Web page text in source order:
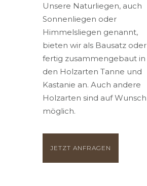
Unsere Naturliegen, auch
Sonnenliegen oder
Himmelsliegen genannt,
bieten wir als Bausatz oder
fertig zusammengebaut in
den Holzarten Tanne und
Kastanie an. Auch andere
Holzarten sind auf Wunsch
möglich.
JETZT ANFRAGEN